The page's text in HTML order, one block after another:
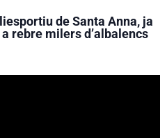
de Santa Anna, ja
rebre milers d’albalencs